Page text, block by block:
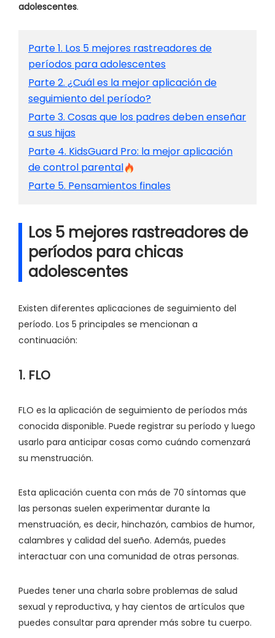
adolescentes.
Parte 1. Los 5 mejores rastreadores de
períodos para adolescentes
Parte 2. ¿Cuál es la mejor aplicación de
seguimiento del período?
Parte 3. Cosas que los padres deben enseñar
a sus hijas
Parte 4. KidsGuard Pro: la mejor aplicación
de control parental
Parte 5. Pensamientos finales
Los 5 mejores rastreadores de
períodos para chicas
adolescentes
Existen diferentes aplicaciones de seguimiento del
período. Los 5 principales se mencionan a
continuación:
1. FLO
FLO es la aplicación de seguimiento de períodos más
conocida disponible. Puede registrar su período y luego
usarlo para anticipar cosas como cuándo comenzará
su menstruación.
Esta aplicación cuenta con más de 70 síntomas que
las personas suelen experimentar durante la
menstruación, es decir, hinchazón, cambios de humor,
calambres y calidad del sueño. Además, puedes
interactuar con una comunidad de otras personas.
Puedes tener una charla sobre problemas de salud
sexual y reproductiva, y hay cientos de artículos que
puedes consultar para aprender más sobre tu cuerpo.